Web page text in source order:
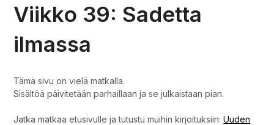
Viikko 39: Sadetta
ilmassa
Tämä sivu on vielä matkalla.
Sisältöä päivitetään parhaillaan ja se julkaistaan pian.
Jatka matkaa etusivulle ja tutustu muihin kirjoituksiin:Uuden